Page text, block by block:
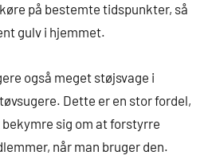
på bestemte tidspunkter, så
gulv i hjemmet.
også meget støjsvage i
Dette er en stor fordel,
sig om at forstyrre
når man bruger den.